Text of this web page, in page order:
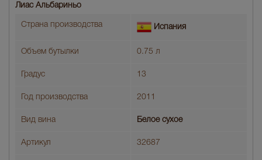
Лиас Альбариньо
Страна производства Испания
Объем бутылки 0.75 л
Градус 13
Год производства 2011
Вид вина Белое сухое
Артикул 32687